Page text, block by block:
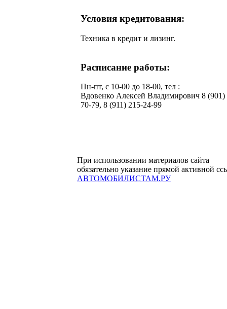
Условия кредитования:
Техника в кредит и лизинг.
Расписание работы:
Пн-пт, с 10-00 до 18-00, тел :
Вдовенко Алексей Владимирович 8 (901)
70-79, 8 (911) 215-24-99
При использовании материалов сайта
обязательно указание прямой активной
АВТОМОБИЛИСТАМ.РУ